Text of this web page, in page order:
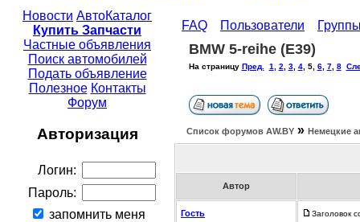
Новости АвтоКаталог
Купить Запчасти
Частные объявления
Поиск автомобилей
Подать объявление
Полезное Контакты
Форум
Авторизация
Логин:
Пароль:
запомнить меня
FAQ Пользователи
BMW 5-reihe (E39)
На страницу Пред. 1 2 3, 4, 5, 6, 7, 8
Список форумов АW.BY » Немецкие
Автор
Гость
Заголовок